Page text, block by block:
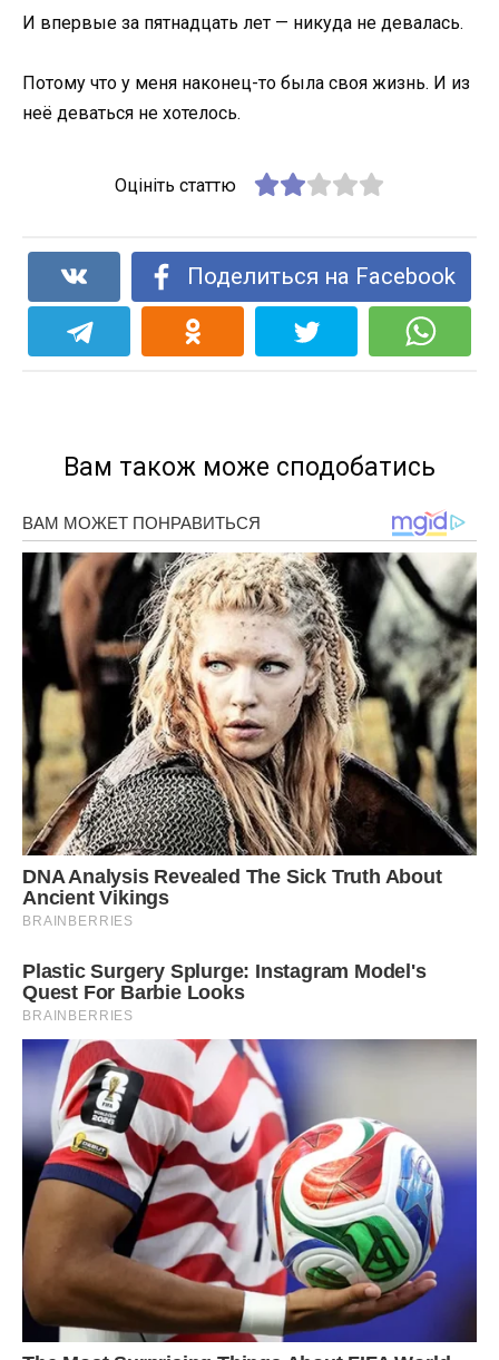
И впервые за пятнадцать лет — никуда не девалась.
Потому что у меня наконец-то была своя жизнь. И из
неё деваться не хотелось.
Оцініть статтю
Поделиться на Facebook
Вам також може сподобатись